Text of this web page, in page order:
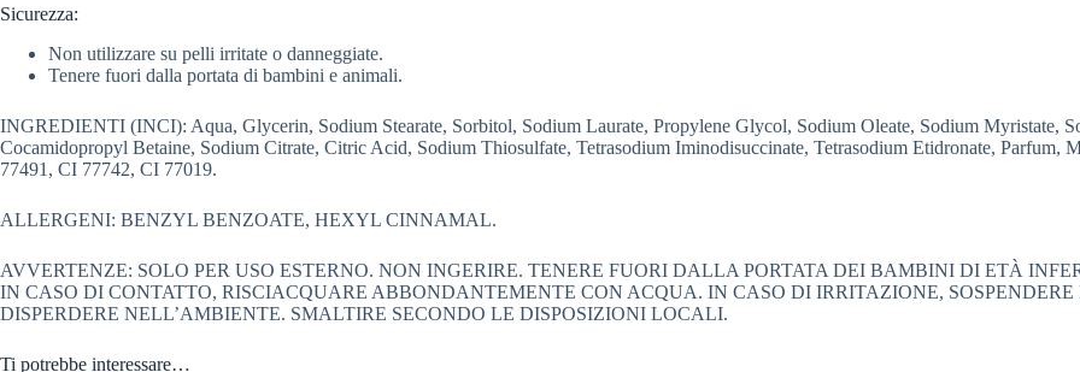
Sicurezza:
Non utilizzare su pelli irritate o danneggiate.
Tenere fuori dalla portata di bambini e animali.
INGREDIENTI (INCI): Aqua, Glycerin, Sodium Stearate, Sorbitol, Sodium Laurate, Propylene Glycol, Sodium Oleate, Sodium Myristate,
Cocamidopropyl Betaine, Sodium Citrate, Citric Acid, Sodium Thiosulfate, Tetrasodium Iminodisuccinate, Tetrasodium Etidronate,
77491, CI 77742, CI 77019.
ALLERGENI: BENZYL BENZOATE, HEXYL CINNAMAL.
AVVERTENZE: SOLO PER USO ESTERNO. NON INGERIRE. TENERE FUORI DALLA PORTATA DEI BAMBINI DI ETÀ
IN CASO DI CONTATTO, RISCIACQUARE ABBONDANTEMENTE CON ACQUA. IN CASO DI IRRITAZIONE,
DISPERDERE NELL’AMBIENTE. SMALTIRE SECONDO LE DISPOSIZIONI LOCALI.
Ti potrebbe interessare…